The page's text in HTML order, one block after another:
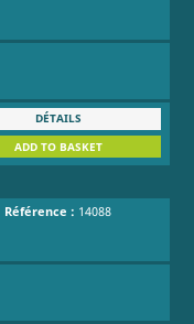
DÉTAILS
ADD TO BASKET
Référence : 14088